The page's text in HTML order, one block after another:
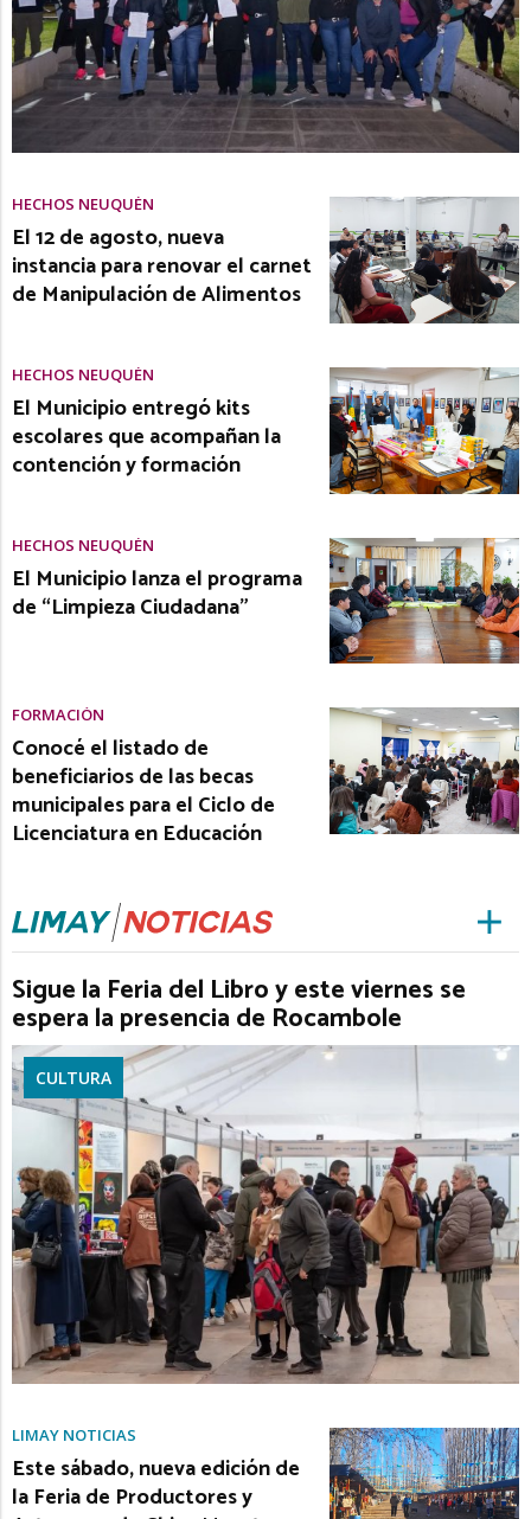
HECHOS NEUQUÉN
El 12 de agosto, nueva
instancia para renovar el carnet
de Manipulación de Alimentos
HECHOS NEUQUÉN
El Municipio entregó kits
escolares que acompañan la
contención y formación
HECHOS NEUQUÉN
El Municipio lanza el programa
de “Limpieza Ciudadana”
FORMACIÓN
Conocé el listado de
beneficiarios de las becas
municipales para el Ciclo de
Licenciatura en Educación
Sigue la Feria del Libro y este viernes se
espera la presencia de Rocambole
CULTURA
LIMAY NOTICIAS
Este sábado, nueva edición de
la Feria de Productores y